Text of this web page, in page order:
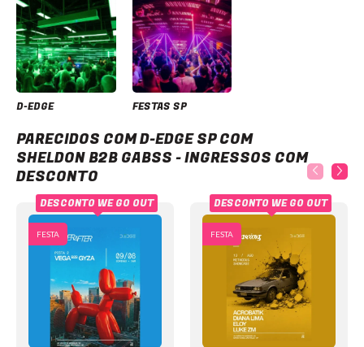
D-EDGE FESTAS SP
PARECIDOS COM D-EDGE SP COM
SHELDON B2B GABSS - INGRESSOS COM
DESCONTO
FESTA
DESCONTO WE GO OUT
FESTA
DESCONTO WE GO OUT